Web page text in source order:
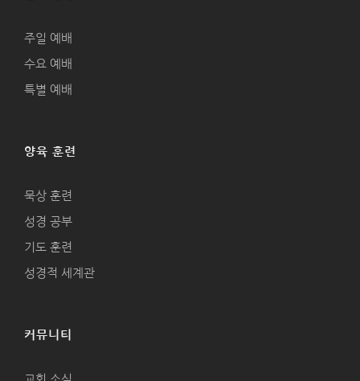
주일 예배
수요 예배
특별 예배
양육 훈련
묵상 훈련
성경 공부
기도 훈련
성경적 세계관
커뮤니티